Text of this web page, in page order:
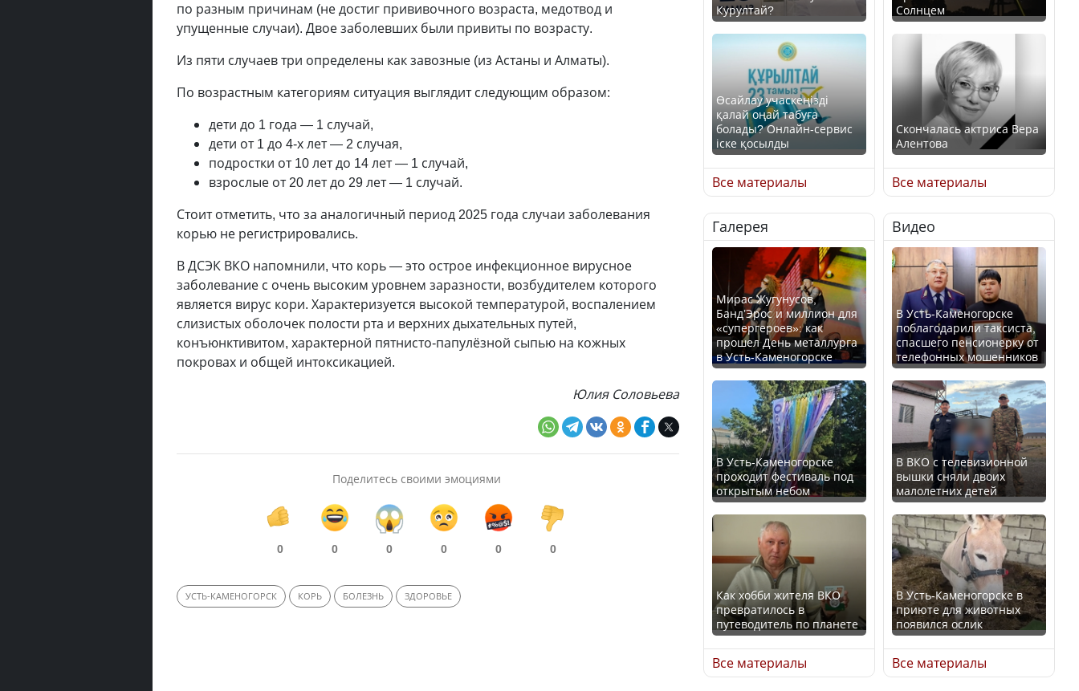
по разным причинам (не достиг прививочного возраста, медотвод и
упущенные случаи). Двое заболевших были привиты по возрасту.
Из пяти случаев три определены как завозные (из Астаны и Алматы).
По возрастным категориям ситуация выглядит следующим образом:
дети до 1 года — 1 случай,
дети от 1 до 4-х лет — 2 случая,
подростки от 10 лет до 14 лет — 1 случай,
взрослые от 20 лет до 29 лет — 1 случай.
Стоит отметить, что за аналогичный период 2025 года случаи заболевания
корью не регистрировались.
В ДСЭК ВКО напомнили, что корь — это острое инфекционное вирусное
заболевание с очень высоким уровнем заразности, возбудителем которого
является вирус кори. Характеризуется высокой температурой, воспалением
слизистых оболочек полости рта и верхних дыхательных путей,
конъюнктивитом, характерной пятнисто-папулёзной сыпью на кожных
покровах и общей интоксикацией.
Юлия Соловьева
Поделитесь своими эмоциями
0 0 0 0 0 0
УСТЬ-КАМЕНОГОРСК КОРЬ БОЛЕЗНЬ ЗДОРОВЬЕ
Курултай?
Өсайлау учаскеңізді
қалай оңай табуға
болады? Онлайн-сервис
іске қосылды
Как легко найти свой
участок для голосования?
Минтруда назвало
отрасли с самыми
высокими зарплатными
предложениями
Искусственный интеллект
официально включили в
школьную программу
Казахстана
В Казахстане стало
проще получить
направления на
медицинские
обследования
Все материалы
Солнцем
Скончалась актриса Вера
Алентова
В РФ вынесен заочный
приговор по уголовному
делу об убийстве Игоря
Талькова
В России введены
дополнительные
ограничения для
казахстанских прав
Трамп официально
вступил в должность
президента США
Луну признали объектом
культурного наследия,
находящегося под
угрозой исчезновения
Все материалы
Галерея
Мирас Жугунусов,
Банд’Эрос и миллион для
«супергероев»: как
прошел День металлурга
в Усть-Каменогорске
В Усть-Каменогорске
проходит фестиваль под
открытым небом
Как хобби жителя ВКО
превратилось в
путеводитель по планете
Все материалы
Видео
В Усть-Каменогорске
поблагодарили таксиста,
спасшего пенсионерку от
телефонных мошенников
В ВКО с телевизионной
вышки сняли двоих
малолетних детей
В Усть-Каменогорске в
приюте для животных
появился ослик
Все материалы